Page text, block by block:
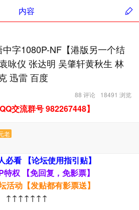
内容
中字1080P-NF【港版另一个结
咏仪 张达明 吴肇轩黄秋生 林
迅雷 百度
18491 浏览
88 评论
交流群号 982267448】
老
看 【论坛使用指引贴】
权 【免回复，免影票】
动【发贴都有影票送】
↑↑↑↑↑↑↑